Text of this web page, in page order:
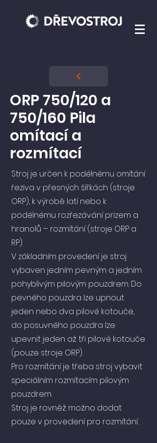
ORP 750/120 a
750/160 Pila
omítací a
rozmítací
Stroj je určen k podélnému omítání
řeziva v přesných šířkách (stroje
ORP), k výrobě latí nebo k
podélnému rozřezávání prizem a
hranolů – rozmítání (stroje ORP a
RP).
V základním provedení je stroj
vybaven jedním pevným a jedním
pohyblivým pilovým pouzdrem. Do
pevného pouzdra lze upnout
jeden nebo dva pilové kotouče,
do posuvného pouzdra lze
upevnit jeden až tři pilové kotouče
(pouze stroje ORP).
Pro rozmítání je třeba stroj vybavit
speciálním rozmítacím pilovým
pouzdrem.
Stroj je rovněž možno dodat
pouze v provedení pro rozmítání.